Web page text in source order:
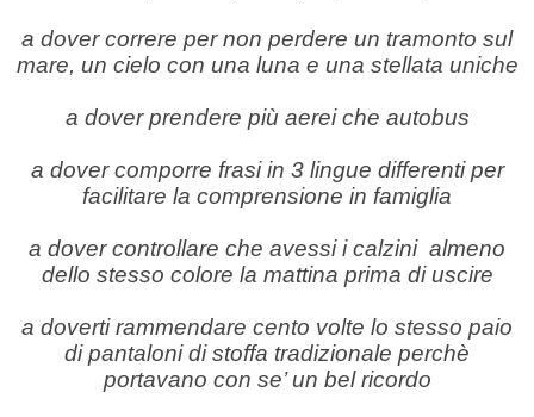
a dover correre per non perdere un tramonto sul
mare, un cielo con una luna e una stellata uniche
a dover prendere più aerei che autobus
a dover comporre frasi in 3 lingue differenti per
facilitare la comprensione in famiglia
a dover controllare che avessi i calzini almeno
dello stesso colore la mattina prima di uscire
a doverti rammendare cento volte lo stesso paio
di pantaloni di stoffa tradizionale perchè
portavano con se’ un bel ricordo